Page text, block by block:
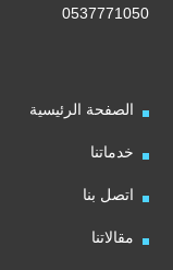
0537771050
الصفحة الرئيسية
خدماتنا
اتصل بنا
مقالاتنا